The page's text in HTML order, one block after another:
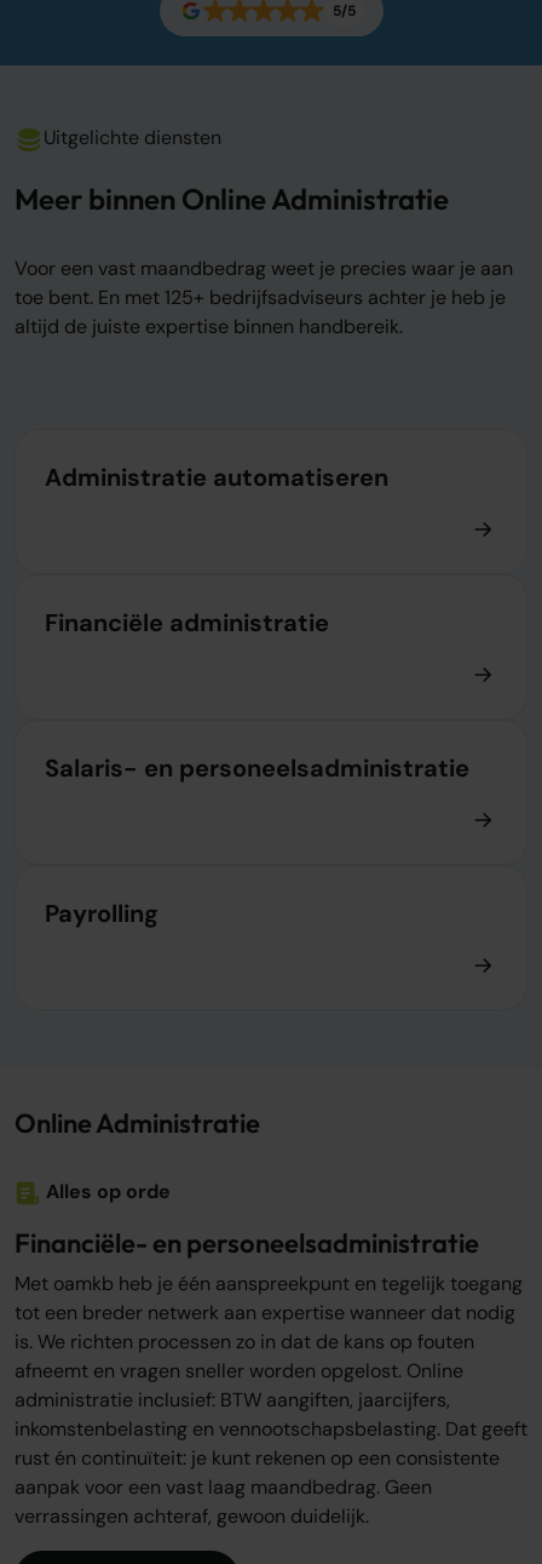
5/5
Uitgelichte diensten
Meer binnen Online Administratie
Voor een vast maandbedrag weet je precies waar je aan
toe bent. En met 125+ bedrijfsadviseurs achter je heb je
altijd de juiste expertise binnen handbereik.
Administratie automatiseren
Financiële administratie
Salaris- en personeelsadministratie
Payrolling
Online Administratie
Alles op orde
Financiële- en personeelsadministratie
Met oamkb heb je één aanspreekpunt en tegelijk toegang
tot een breder netwerk aan expertise wanneer dat nodig
is. We richten processen zo in dat de kans op fouten
afneemt en vragen sneller worden opgelost. Online
administratie inclusief: BTW aangiften, jaarcijfers,
inkomstenbelasting en vennootschapsbelasting. Dat geeft
rust én continuïteit: je kunt rekenen op een consistente
aanpak voor een vast laag maandbedrag. Geen
verrassingen achteraf, gewoon duidelijk.
Adviescentrum
Werken bij
Contact
Login